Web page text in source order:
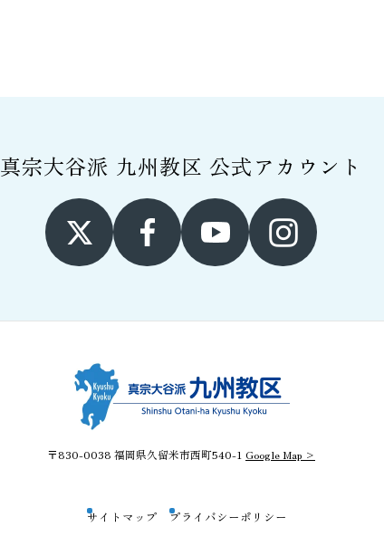
真宗大谷派 九州教区公式アカウント
〒830-0038 福岡県久留米市西町540-1 Google Map >
サイトマップ プライバシーポリシー